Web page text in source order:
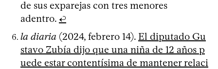
de sus exparejas con tres menores
adentro. ↩
la diaria (2024, febrero 14). El diputado Gu
stavo Zubía dijo que una niña de 12 años p
uede estar contentísima de mantener relaci